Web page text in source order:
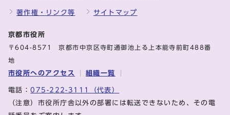
著作権・リンク等 サイトマップ
京都市役所
〒604-8571 京都市中京区寺町通御池上る上本能寺前町488番
地
市役所へのアクセス 組織一覧
電話：075-222-3111（代表）
（注意）市役所庁舎以外の部署には転送できないため、その電